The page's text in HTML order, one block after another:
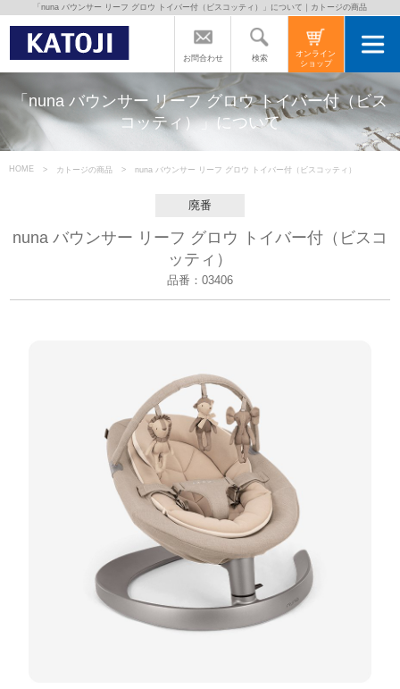
トップページ
カトージの商品
商品をご愛用の方へ
よくあるご質問
会社案内
お問い合わせ
お知らせ
チャイルドシートユーザー登録
ママコラボ
お問合わせ 検索
オンライン
ショップ
「nuna バウンサー リーフ グロウ トイバー付（ビスコッティ）」について｜カトージの商品
「nuna バウンサー リーフ グロウ トイバー付（ビス
コッティ）」について
HOME カトージの商品 nuna バウンサー リーフ グロウ トイバー付（ビスコッティ）
廃番
nuna バウンサー リーフ グロウ トイバー付（ビスコ
ッティ）
品番：03406